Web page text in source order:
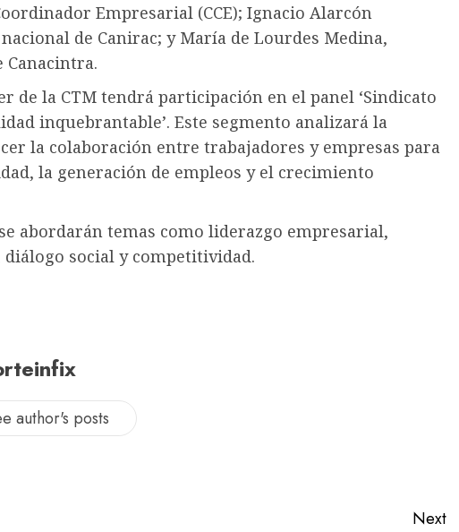
Empresarial (CCE); Ignacio Alarcón
de Canirac; y María de Lourdes Medina,
Canacintra.
de la CTM tendrá participación en el panel ‘Sindicato
inquebrantable’. Este segmento analizará la
la colaboración entre trabajadores y empresas para
la generación de empleos y el crecimiento
abordarán temas como liderazgo empresarial,
social y competitividad.
author's posts
Next